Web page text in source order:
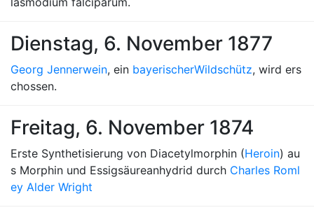
Dienstag, 6. November 1877
Georg Jennerwein, ein bayerischerWildschütz, wird ers
chossen.
Freitag, 6. November 1874
Erste Synthetisierung von Diacetylmorphin (Heroin) au
s Morphin und Essigsäureanhydrid durch Charles Roml
ey Alder Wright